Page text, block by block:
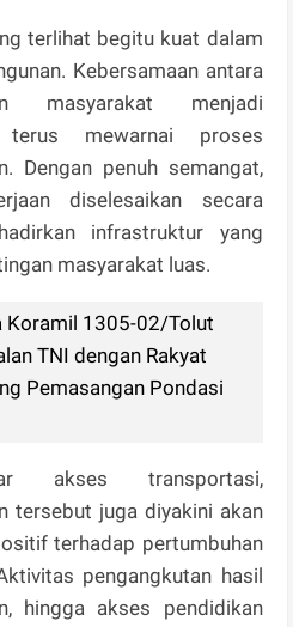
terlihat begitu kuat dalam
Kebersamaan antara
masyarakat menjadi
terus mewarnai proses
Dengan penuh semangat,
diselesaikan secara
infrastruktur yang
masyarakat luas.
Koramil 1305-02/Tolut
TNI dengan Rakyat
Pemasangan Pondasi
akses transportasi,
tersebut juga diyakini akan
terhadap pertumbuhan
pengangkutan hasil
hingga akses pendidikan